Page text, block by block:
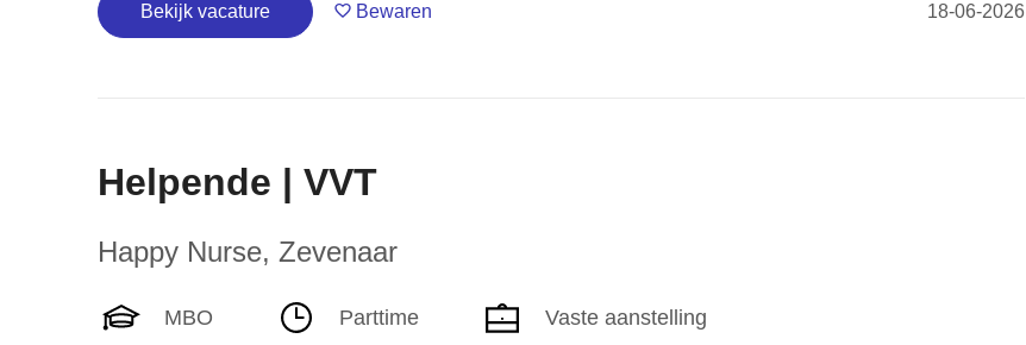
Bekijk vacature Bewaren 18-06-2026
Helpende | VVT
Happy Nurse, Zevenaar
MBO Parttime Vaste aanstelling